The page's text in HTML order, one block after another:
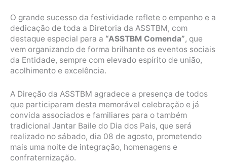
O grande sucesso da festividade reflete o empenho e a
dedicação de toda a Diretoria da ASSTBM, com
destaque especial para a “ASSTBM Comenda”, que
vem organizando de forma brilhante os eventos sociais
da Entidade, sempre com elevado espírito de união,
acolhimento e excelência.
A Direção da ASSTBM agradece a presença de todos
que participaram desta memorável celebração e já
convida associados e familiares para o também
tradicional Jantar Baile do Dia dos Pais, que será
realizado no sábado, dia 08 de agosto, prometendo
mais uma noite de integração, homenagens e
confraternização.